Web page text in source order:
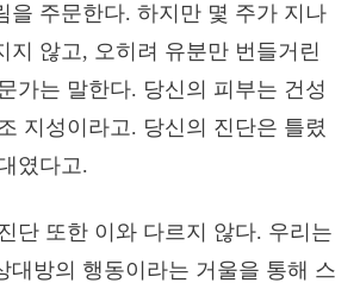
을 주문한다. 하지만 몇 주가 지나
지 않고, 오히려 유분만 번들거린
가는 말한다. 당신의 피부는 건성
지성이라고. 당신의 진단은 틀렸
였다고.
단 또한 이와 다르지 않다. 우리는
대방의 행동이라는 거울을 통해 스